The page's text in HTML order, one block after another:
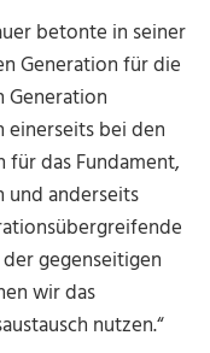
betonte in seiner
Generation für die
Generation
einerseits bei den
für das Fundament,
und anderseits
gegenseitigen
wir das
nutzen.“